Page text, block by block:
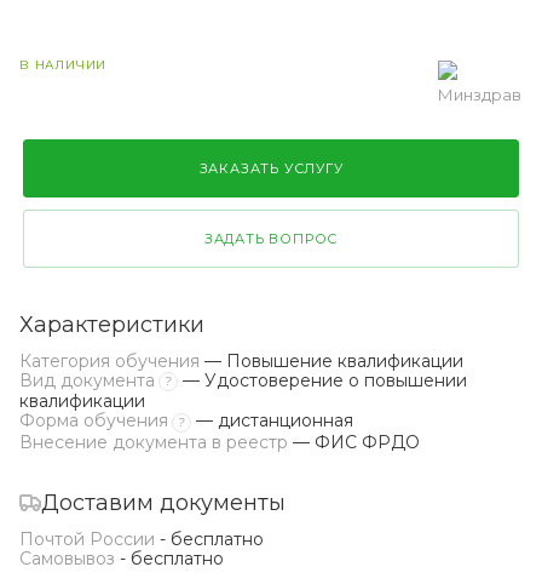
В НАЛИЧИИ
ЗАКАЗАТЬ УСЛУГУ
ЗАДАТЬ ВОПРОС
Характеристики
Категория обучения — Повышение квалификации
Вид документа
?
— Удостоверение о повышении
квалификации
Форма обучения
?
— дистанционная
Внесение документа в реестр — ФИС ФРДО
Доставим документы
Почтой России - бесплатно
Самовывоз - бесплатно